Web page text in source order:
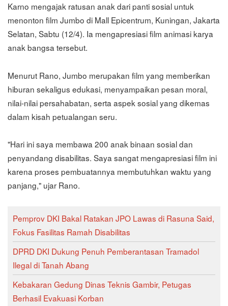
Karno mengajak ratusan anak dari panti sosial untuk
menonton film Jumbo di Mall Epicentrum, Kuningan, Jakarta
Selatan, Sabtu (12/4). Ia mengapresiasi film animasi karya
anak bangsa tersebut.
Menurut Rano, Jumbo merupakan film yang memberikan
hiburan sekaligus edukasi, menyampaikan pesan moral,
nilai-nilai persahabatan, serta aspek sosial yang dikemas
dalam kisah petualangan seru.
"Hari ini saya membawa 200 anak binaan sosial dan
penyandang disabilitas. Saya sangat mengapresiasi film ini
karena proses pembuatannya membutuhkan waktu yang
panjang," ujar Rano.
Pemprov DKI Bakal Ratakan JPO Lawas di Rasuna Said,
Fokus Fasilitas Ramah Disabilitas
DPRD DKI Dukung Penuh Pemberantasan Tramadol
Ilegal di Tanah Abang
Kebakaran Gedung Dinas Teknis Gambir, Petugas
Berhasil Evakuasi Korban